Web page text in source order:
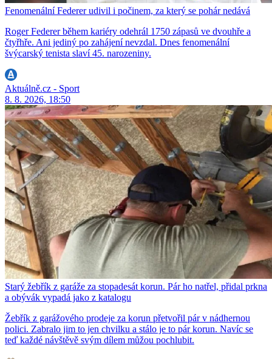
Fenomenální Federer udivil i počinem, za který se pohár nedává
Roger Federer během kariéry odehrál 1750 zápasů ve dvouhře a
čtyřhře. Ani jediný po zahájení nevzdal. Dnes fenomenální
švýcarský tenista slaví 45. narozeniny.
Aktuálně.cz - Sport
8. 8. 2026, 18:50
Starý žebřík z garáže za stopadesát korun. Pár ho natřel, přidal prkna
a obývák vypadá jako z katalogu
Žebřík z garážového prodeje za korun přetvořil pár v nádhernou
polici. Zabralo jim to jen chvilku a stálo je to pár korun. Navíc se
teď každé návštěvě svým dílem můžou pochlubit.